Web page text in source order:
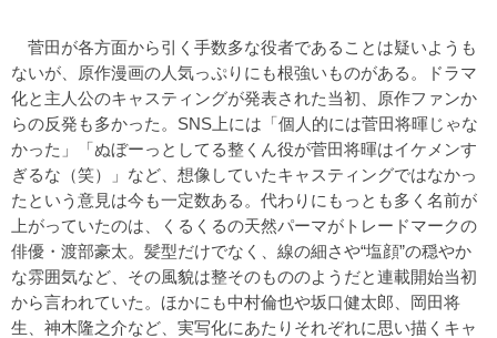
菅田が各方面から引く手数多な役者であることは疑いようも
ないが、原作漫画の人気っぷりにも根強いものがある。ドラマ
化と主人公のキャスティングが発表された当初、原作ファンか
らの反発も多かった。SNS上には「個人的には菅田将暉じゃな
かった」「ぬぼーっとしてる整くん役が菅田将暉はイケメンす
ぎるな（笑）」など、想像していたキャスティングではなかっ
たという意見は今も一定数ある。代わりにもっとも多く名前が
上がっていたのは、
くるくるの天然パーマがトレードマークの
俳優・渡部豪太。髪型だけでなく、線の細さや“塩顔”の穏やか
な雰囲気など、その風貌は整そのもののようだと連載開始当初
から言われていた。ほかにも中村倫也や坂口健太郎、岡田将
生、神木隆之介など、実写化にあたりそれぞれに思い描くキャ